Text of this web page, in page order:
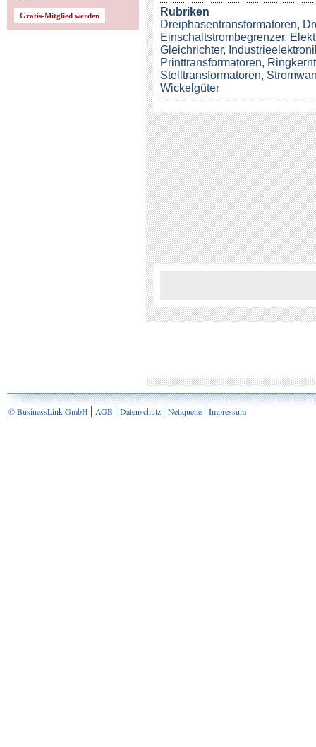
Rubriken
Dreiphasentransformatoren,
Einschaltstrombegrenzer,
Gleichrichter,
Printtransformatoren,
Stelltransformatoren,
Wickelgüter
© BusinessLink GmbH AGB Datenschutz Netiquette Impressum